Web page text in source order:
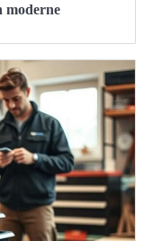
moderne